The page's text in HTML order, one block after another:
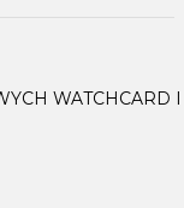
WATCHCARD I